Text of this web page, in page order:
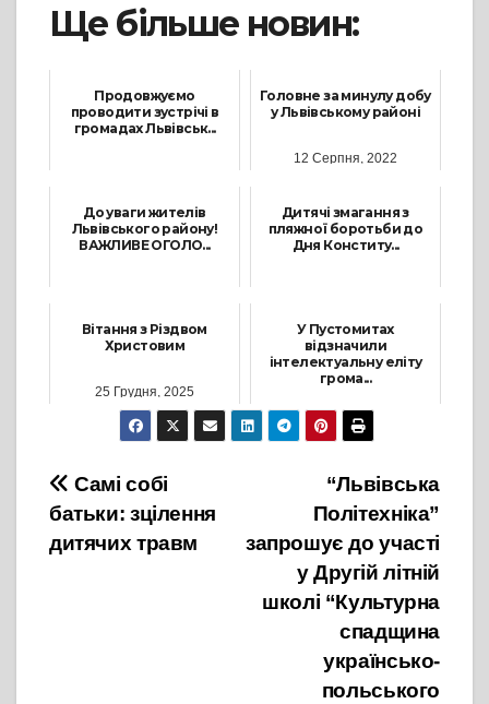
Ще більше новин:
Продовжуємо
проводити зустрічі в
громадах Львівськ...
Головне за минулу добу
у Львівському районі
12 Серпня, 2022
До уваги жителів
Львівського району!
ВАЖЛИВЕ ОГОЛО...
Дитячі змагання з
пляжної боротьби до
Дня Конститу...
Вітання з Різдвом
Христовим
25 Грудня, 2025
У Пустомитах
відзначили
інтелектуальну еліту
грома...
5 Березня, 2026
Навігація
записів
“Львівська
Політехніка”
запрошує до участі
у Другій літній
школі “Культурна
спадщина
українсько-
польського
Самі собі
батьки: зцілення
дитячих травм